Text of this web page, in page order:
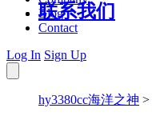
联系我们
Blog
Contact
Log In Sign Up
hy3380cc海洋之神 >